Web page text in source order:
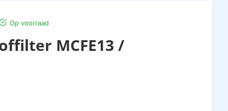
MCFE13 /
Op voorraad